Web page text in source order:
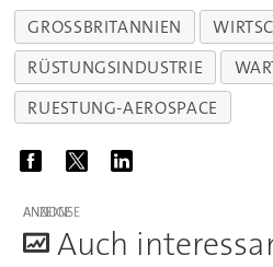
GROSSBRITANNIEN
RÜSTUNGSINDUSTRIE
RUESTUNG-AEROSPACE
ANZEIGE
Auch